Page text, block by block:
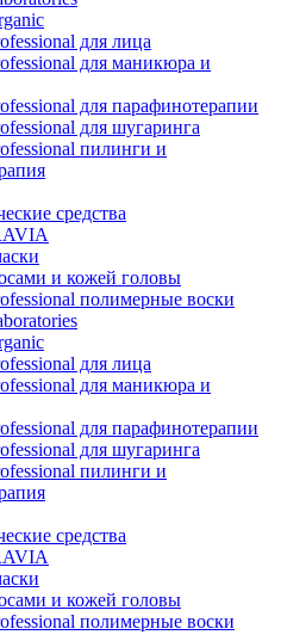
для лица
для маникюра и
для парафинотерапии
для шугаринга
пилинги и
средства
и кожей головы
полимерные воски
для лица
для маникюра и
для парафинотерапии
для шугаринга
пилинги и
средства
и кожей головы
полимерные воски